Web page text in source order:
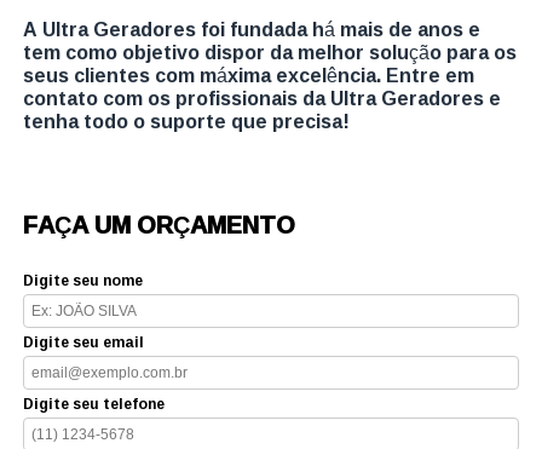
A Ultra Geradores foi fundada há mais de anos e
tem como objetivo dispor da melhor solução para os
seus clientes com máxima excelência. Entre em
contato com os profissionais da Ultra Geradores e
tenha todo o suporte que precisa!
FAÇA UM ORÇAMENTO
Digite seu nome
Digite seu email
Digite seu telefone